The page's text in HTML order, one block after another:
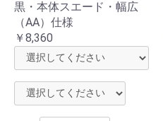
黒・本体スエード・幅広
（AA）仕様
￥8,360